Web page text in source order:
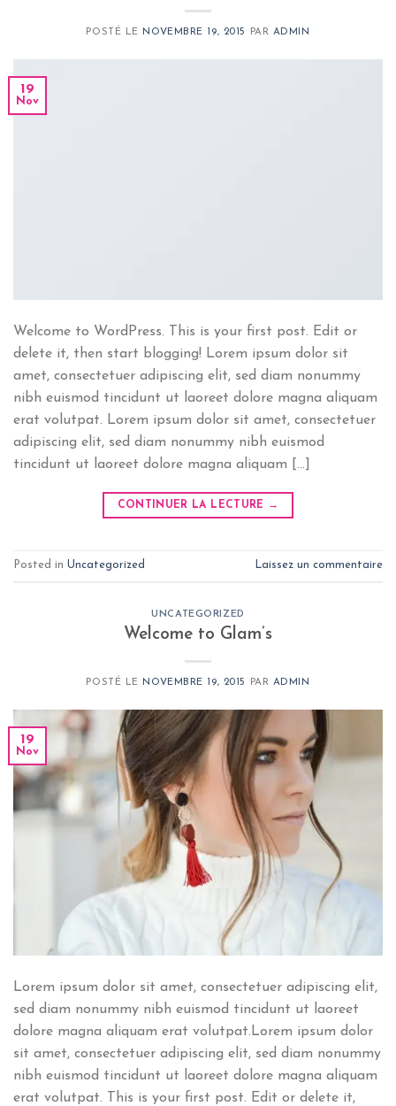
POSTÉ LE NOVEMBRE 19, 2015 PAR ADMIN
19
Nov
Welcome to WordPress. This is your first post. Edit or
delete it, then start blogging! Lorem ipsum dolor sit
amet, consectetuer adipiscing elit, sed diam nonummy
nibh euismod tincidunt ut laoreet dolore magna aliquam
erat volutpat. Lorem ipsum dolor sit amet, consectetuer
adipiscing elit, sed diam nonummy nibh euismod
tincidunt ut laoreet dolore magna aliquam […]
CONTINUER LA LECTURE →
Posted in Uncategorized Laissez un commentaire
UNCATEGORIZED
Welcome to Glam’s
POSTÉ LE NOVEMBRE 19, 2015 PAR ADMIN
19
Nov
Lorem ipsum dolor sit amet, consectetuer adipiscing elit,
sed diam nonummy nibh euismod tincidunt ut laoreet
dolore magna aliquam erat volutpat.Lorem ipsum dolor
sit amet, consectetuer adipiscing elit, sed diam nonummy
nibh euismod tincidunt ut laoreet dolore magna aliquam
erat volutpat. This is your first post. Edit or delete it,